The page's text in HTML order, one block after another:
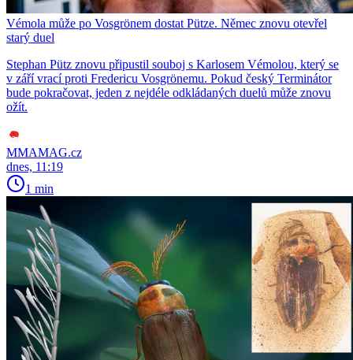
Vémola může po Vosgrönem dostat Pütze. Němec znovu otevřel
starý duel
Stephan Pütz znovu připustil souboj s Karlosem Vémolou, který se
v září vrací proti Fredericu Vosgrönemu. Pokud český Terminátor
bude pokračovat, jeden z nejdéle odkládaných duelů může znovu
ožít.
MMAMAG.cz
dnes, 11:19
1 min